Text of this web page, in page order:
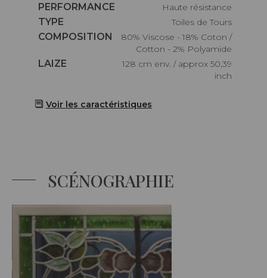
Caractéristiques
PERFORMANCE
haute résistance
Caractéristiques
TYPE
Toiles de Tours
Caractéristiques
COMPOSITION
80% Viscose - 18% Coton /
Cotton - 2% Polyamide
Caractéristiques
LAIZE
128 cm env. / approx 50,39
inch
Voir les caractéristiques
SCÉNOGRAPHIE